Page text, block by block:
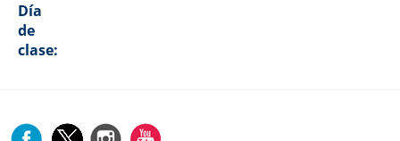
Día
de
clase: